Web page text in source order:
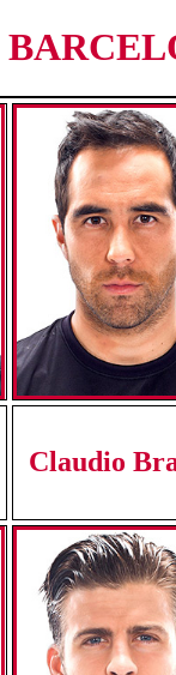
Claudio